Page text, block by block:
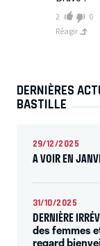
2
0
Réagir
DERNIÈRES
BASTILLE
29/12/2025
A VOIR EN
31/10/2025
DERNIÈRE
des femmes